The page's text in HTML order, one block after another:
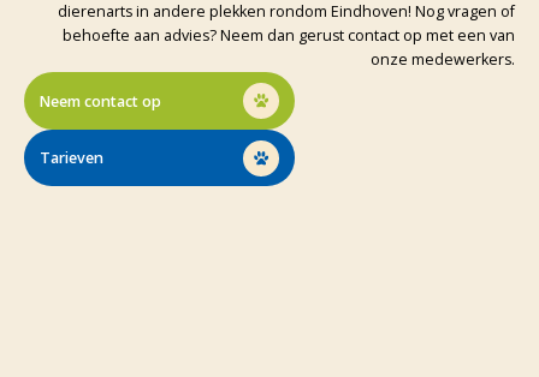
dierenarts in andere plekken rondom Eindhoven! Nog vragen of
behoefte aan advies? Neem dan gerust contact op met een van
onze medewerkers.
Neem contact op
Tarieven